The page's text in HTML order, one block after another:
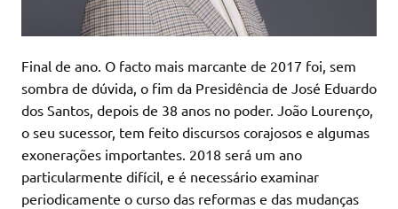
Final de ano. O facto mais marcante de 2017 foi, sem
sombra de dúvida, o fim da Presidência de José Eduardo
dos Santos, depois de 38 anos no poder. João Lourenço,
o seu sucessor, tem feito discursos corajosos e algumas
exonerações importantes. 2018 será um ano
particularmente difícil, e é necessário examinar
periodicamente o curso das reformas e das mudanças